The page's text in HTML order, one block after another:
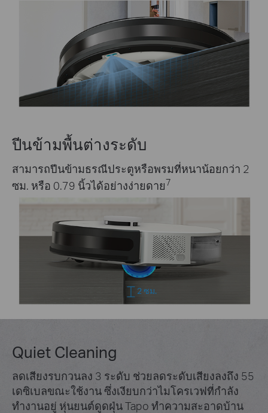
ปีนข้ามพื้นต่างระดับ
สามารถปีนข้ามธรณีประตูหรือพรมที่หนาน้อยกว่า 2
ซม. หรือ 0.79 นิ้วได้อย่างง่ายดาย7
2 ซม.
Quiet Cleaning
ลดเสียงรบกวนลง 3 ระดับ ช่วยลดระดับเสียงลงถึง 55
เดซิเบลขณะใช้งาน ซึ่งเงียบกว่าไมโครเวฟที่กำลัง
ทำงานอยู่ หุ่นยนต์ดูดฝุ่น Tapo ทำความสะอาดบ้าน